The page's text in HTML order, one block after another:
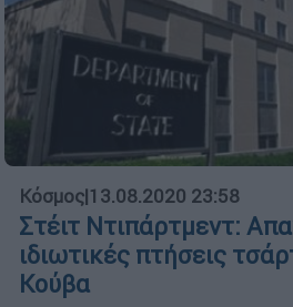
Κόσμος|13.08.2020 23:58
Στέιτ Ντιπάρτμεντ:
ιδιωτικές πτήσεις
Κούβα